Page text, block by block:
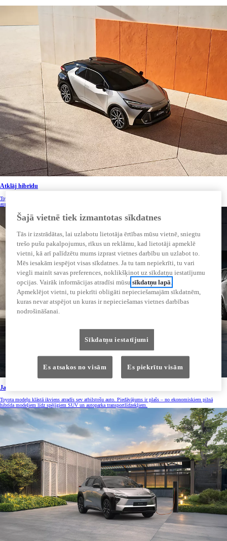
Atklāj hibrīdu
Toyota hibrīdautomobiļi ir hibrīda elektrisko tehnoloģiju līderi jau vairāk nekā 25 gadus. Tiem ir raksturīgas
augstākās klases braukšanas īpašības un lielisks nobraucamais attālums.
Jauni automobiļi
Toyota modeļu klāstā ikviens atradīs sev atbilstošu auto. Piedāvājums ir plašs – no ekonomiskiem pilnā
hibrīda modeļiem līdz spējīgiem SUV un autoparka transportlīdzekļiem.
Šajā vietnē tiek izmantotas sīkdatnes
Tās ir izstrādātas, lai uzlabotu lietotāja ērtības mūsu vietnē, sniegtu
trešo pušu pakalpojumus, rīkus un reklāmu, kad lietotāji apmeklē
vietni, kā arī palīdzētu mums izprast vietnes darbību un uzlabot to.
Mēs iesakām iespējot visas sīkdatnes. Ja tu tam nepiekrīti, tu vari
viegli mainīt savas preferences, noklikšķinot uz sīkdatņu iestatījumu
opcijas. Vairāk informācijas atradīsi mūsusīkdatņu lapā.
Apmeklējot vietni, tu piekrīti obligāti nepieciešamajām sīkdatnēm,
kuras nevar atspējot un kuras ir nepieciešamas vietnes darbības
nodrošināšanai.
Sīkdatņu iestatījumi
Es atsakos no visām Es piekrītu visām